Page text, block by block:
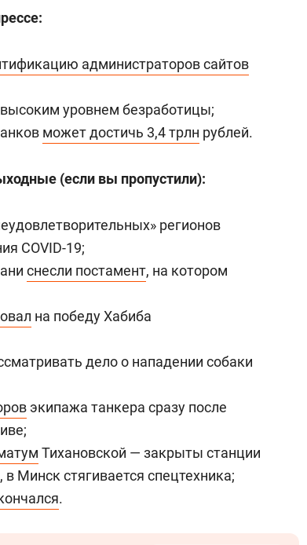
администраторов сайтов
уровнем безработицы;
может достичь 3,4 трлн рублей.
(если вы пропустили):
регионов
COVID-19;
снесли постамент, на котором
на победу Хабиба
дело о нападении собаки
экипажа танкера сразу после
Тихановской — закрыты станции
Минск стягивается спецтехника;
.